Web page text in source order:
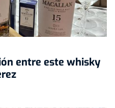
entre este whisky